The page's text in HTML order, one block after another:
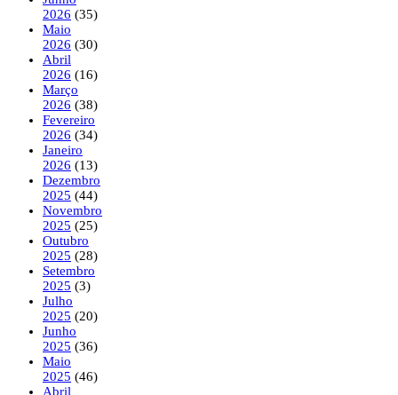
2026 (35)
Maio
2026 (30)
Abril
2026 (16)
Março
2026 (38)
Fevereiro
2026 (34)
Janeiro
2026 (13)
Dezembro
2025 (44)
Novembro
2025 (25)
Outubro
2025 (28)
Setembro
2025 (3)
Julho
2025 (20)
Junho
2025 (36)
Maio
2025 (46)
Abril